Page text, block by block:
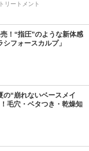
リートメント
！“指圧”のような新体感
フォースカルプ」
の“崩れないベースメイ
毛穴・ベタつき・乾燥知